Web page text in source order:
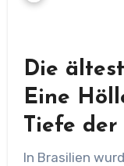
Die
Eine
Tiefe
In Brasilien wurde die älteste Ameise der Welt